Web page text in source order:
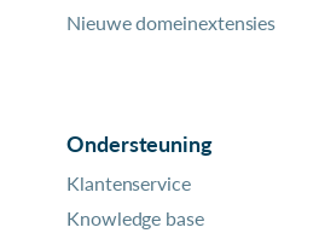
Nieuwe domeinextensies
Ondersteuning
Klantenservice
Knowledge base